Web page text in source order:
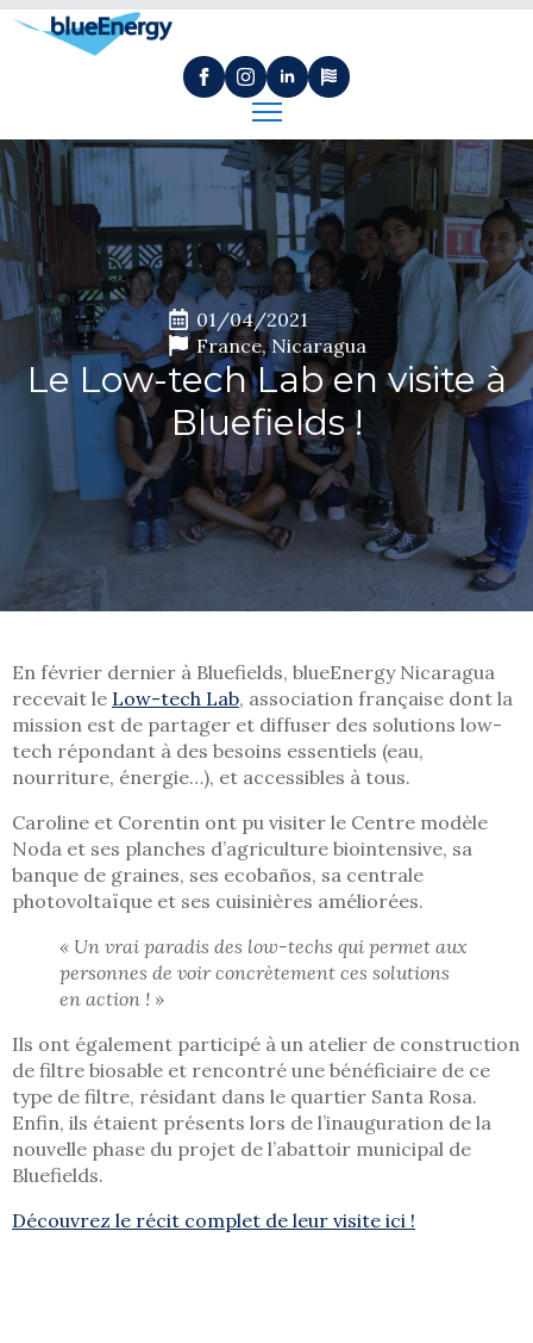
01/04/2021
France Nicaragua
Le Low-tech Lab en visite à
Bluefields !
En février dernier à Bluefields, blueEnergy Nicaragua
recevait le Low-tech Lab, association française dont la
mission est de partager et diffuser des solutions low-
tech répondant à des besoins essentiels (eau,
nourriture, énergie…), et accessibles à tous.
Caroline et Corentin ont pu visiter le Centre modèle
Noda et ses planches d’agriculture biointensive, sa
banque de graines, ses ecobaños, sa centrale
photovoltaïque et ses cuisinières améliorées.
« Un vrai paradis des low-techs qui permet aux
personnes de voir concrètement ces solutions
en action ! »
Ils ont également participé à un atelier de construction
de filtre biosable et rencontré une bénéficiaire de ce
type de filtre, résidant dans le quartier Santa Rosa.
Enfin, ils étaient présents lors de l’inauguration de la
nouvelle phase du projet de l’abattoir municipal de
Bluefields.
Découvrez le récit complet de leur visite ici !